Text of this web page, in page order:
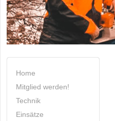
Home
Mitglied werden!
Technik
Einsätze